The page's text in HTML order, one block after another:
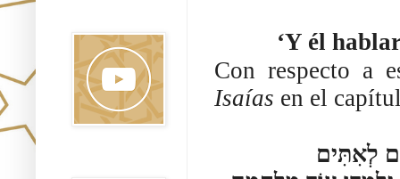
Con respecto a
Isaías en el